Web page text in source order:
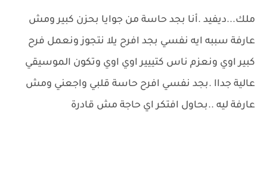
ملك...ديفيد .أنا بجد حاسة من جوايا بحزن كبير ومش
عارفة سببه ايه نفسي بجد افرح يلا نتجوز ونعمل فرح
كبير اوي ونعزم ناس كتييير اوي اوي وتكون الموسيقي
عالية جداا .بجد نفسي افرح حاسة قلبي واجعني ومش
عارفة ليه ..بحاول افتكر اي حاجة مش قادرة